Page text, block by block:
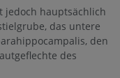
jedoch hauptsächlich
das untere
den
des